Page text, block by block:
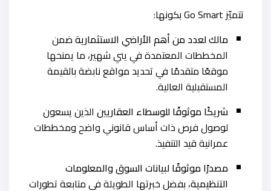
تتميّز Go Smart بكونها:
مالك لعدد من أهم الأراضي الاستثماريةضمن
المخططات المعتمدة في يني شهير، ما يمنحها
موقعًا متقدمًا في تحديد مواقع نابضة بالقيمة
المستقبلية العالية.
شريكًا موثوقًا للوسطاء العقاريين الذين يسعون
لوصول فرص ذات أساس قانوني واضح ومخططات
عمرانية قيد التنفيذ.
مصدرًا موثوقًا لبيانات السوق والمعلومات
التنظيمية، بفضل خبرتها الطويلة في متابعة تطورات